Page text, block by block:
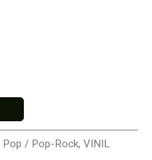
Pop / Pop-Rock, VINIL